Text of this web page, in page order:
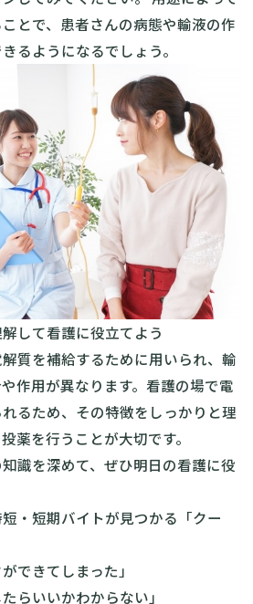
とで、患者さんの病態や輸液の作
るようになるでしょう。
して看護に役立てよう
質を補給するために用いられ、輸
作用が異なります。看護の場で電
るため、その特徴をしっかりと理
薬を行うことが大切です。
識を深めて、ぜひ明日の看護に役
・短期バイトが見つかる「クー
できてしまった」
らいいかわからない」